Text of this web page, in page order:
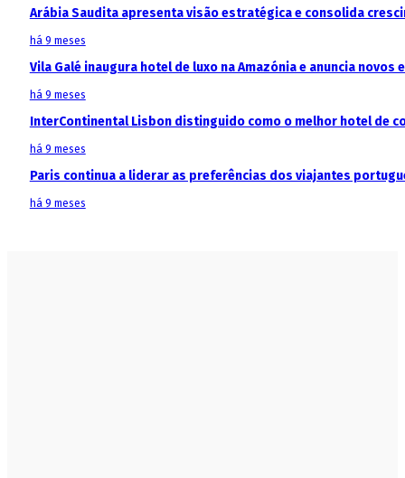
Arábia Saudita apresenta visão estratégica e consolida
há 9 meses
Vila Galé inaugura hotel de luxo na Amazónia e anuncia
há 9 meses
InterContinental Lisbon distinguido como o melhor hotel de
há 9 meses
Paris continua a liderar as preferências dos viajantes
há 9 meses